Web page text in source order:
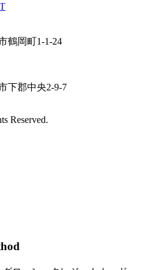
鶴岡町1-1-24
下郡中央2-9-7
Reserved.